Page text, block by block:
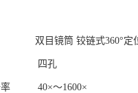
目镜筒 铰链式360°定位
器 四孔
率 40×～1600×